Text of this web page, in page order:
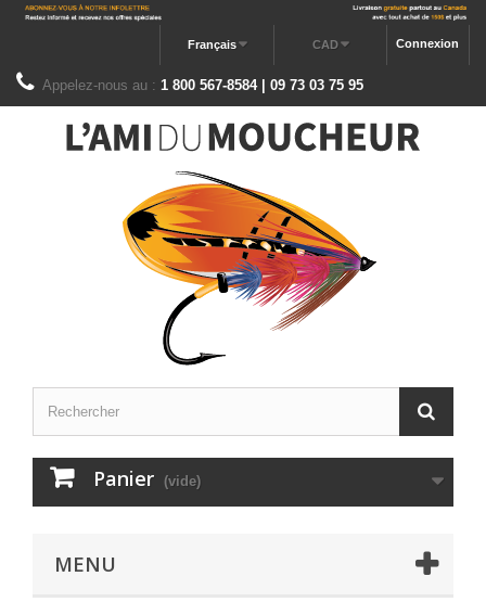
Connexion
CAD
Français
Appelez-nous au : 1 800 567-8584 | 09 73 03 75 95
Panier (vide)
MENU